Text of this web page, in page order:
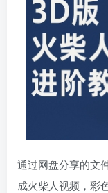
通过网盘分享的文
成火柴人视频，彩